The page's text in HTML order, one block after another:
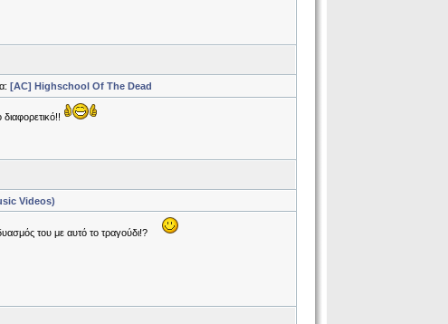
[AC] Highschool Of The Dead
Videos)
του με αυτό το τραγούδι!?